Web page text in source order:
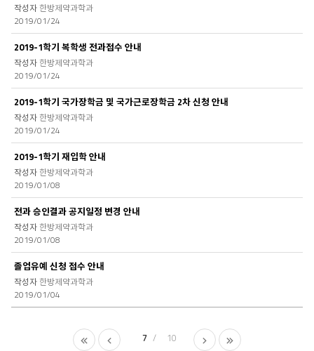
한방제약과학과
2019/01/24
2019-1학기 복학생 전과접수 안내
한방제약과학과
2019/01/24
2019-1학기 국가장학금 및 국가근로장학금 2차 신청 안내
한방제약과학과
2019/01/24
2019-1학기 재입학 안내
한방제약과학과
2019/01/08
전과 승인결과 공지일정 변경 안내
한방제약과학과
2019/01/08
졸업유예 신청 접수 안내
한방제약과학과
2019/01/04
7 10